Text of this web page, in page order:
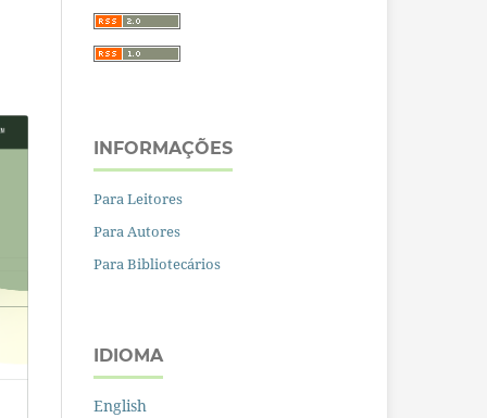
INFORMAÇÕES
Para Leitores
Para Autores
Para Bibliotecários
IDIOMA
English